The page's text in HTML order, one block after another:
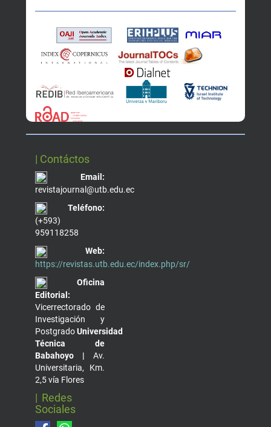
| Contáctos
Email:
revistajournal@utb.edu.ec
Teléfono:
(+593)
959118258
Web:
https://revistas.utb.edu.ec/index.php/sr/
Oficina
Editorial:
Vicerrectorado de
Investigación y
PostgradoUniversidad
Técnica de
Babahoyo | Av.
Universitaria, Km.
2,5 vía Flores
| Redes
Sociales